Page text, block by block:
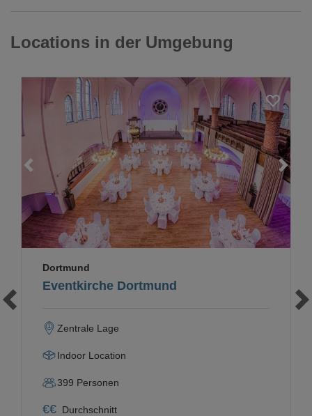
Locations in der Umgebung
Loading...
Eventkirche Dortmund
Dortmund
Zentrale Lage
Indoor Location
399 Personen
€€ Durchschnitt